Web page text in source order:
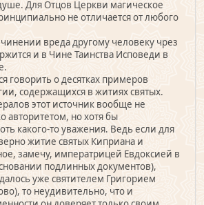
Для Отцов Церкви магическое
не отличается от любого
вреда другому человеку чрез
и в Чине Таинства Исповеди в
говорить о десятках примеров
содержащихся в житиях святых.
этот источник вообще не
авторитетом, но хотя бы
какого-то уважения. Ведь если для
житие святых Киприана и
замечу, императрицей Евдоксией в
подлинных документов),
уже святителем Григорием
то неудивительно, что и